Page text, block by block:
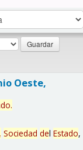
Oeste,
.
Sociedad del Estado,